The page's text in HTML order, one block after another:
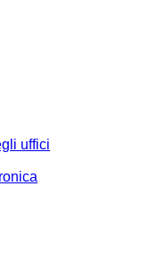
uffici